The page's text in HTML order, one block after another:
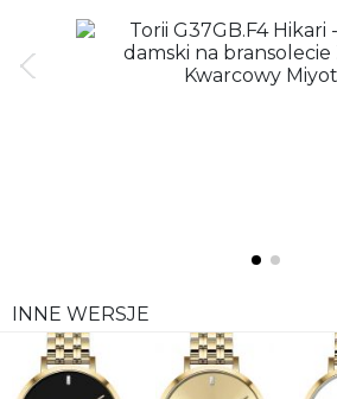
INNE WERSJE